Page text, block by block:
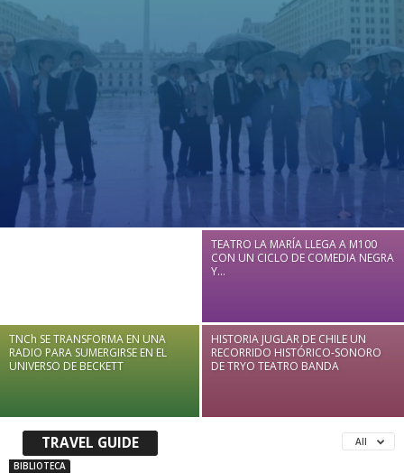
TEATRO LA MARÍA LLEGA A M100
CON UN CICLO DE COMEDIA NEGRA
Y...
TNCh SE TRANSFORMA EN UNA
RADIO PARA SUMERGIRSE EN EL
UNIVERSO DE BECKETT
HISTORIA JUGLAR DE CHILE UN
RECORRIDO HISTÓRICO-SONORO
DE TRYO TEATRO BANDA
TRAVEL GUIDE
All
BIBLIOTECA